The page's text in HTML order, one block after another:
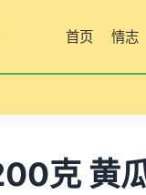
首页 情志
克 黄